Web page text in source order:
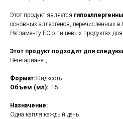
Этот продукт является
основных аллергенов, перечисленных
Регламенту ЕС о пищевых продуктах для
Этот продукт подходит для
Вегетарианец
Формат:Жидкость
Объем (мл): 15
Назначение:
Одна капля каждый день